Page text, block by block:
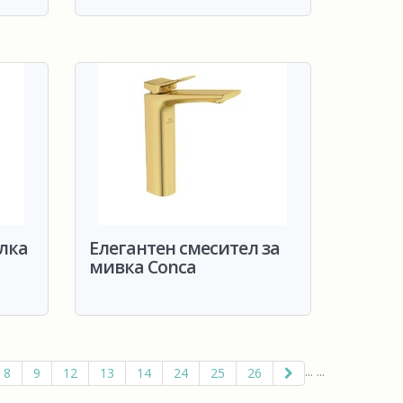
Елегантен смесител за
мивка Conca
8 9 ...
12 13 14 ...
24 25 26